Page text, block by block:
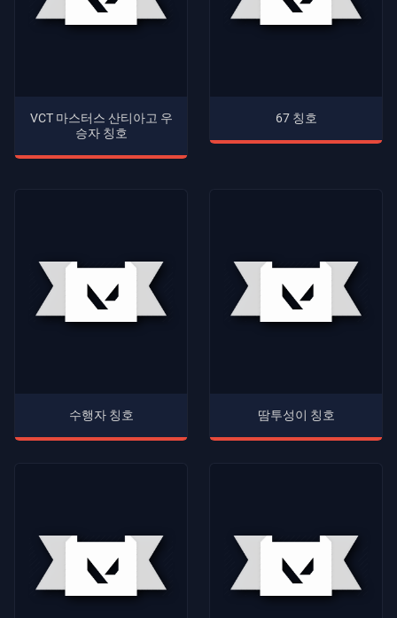
VCT 마스터스 산티아고 우
승자 칭호
67 칭호
수행자 칭호 땀투성이 칭호